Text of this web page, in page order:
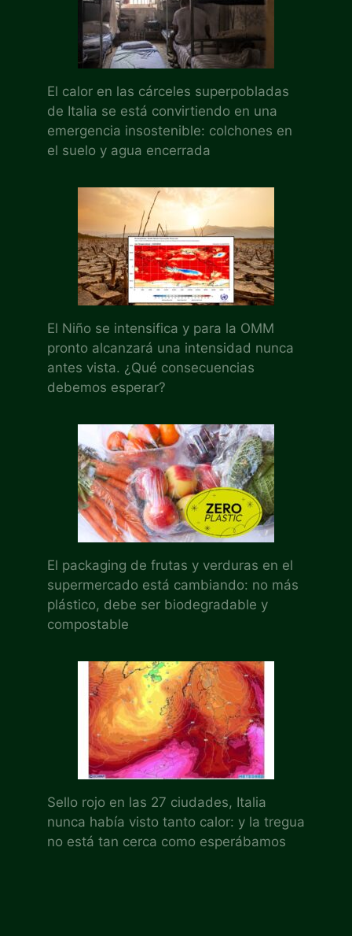
El calor en las cárceles superpobladas
de Italia se está convirtiendo en una
emergencia insostenible: colchones en
el suelo y agua encerrada
El Niño se intensifica y para la OMM
pronto alcanzará una intensidad nunca
antes vista. ¿Qué consecuencias
debemos esperar?
El packaging de frutas y verduras en el
supermercado está cambiando: no más
plástico, debe ser biodegradable y
compostable
Sello rojo en las 27 ciudades, Italia
nunca había visto tanto calor: y la tregua
no está tan cerca como esperábamos